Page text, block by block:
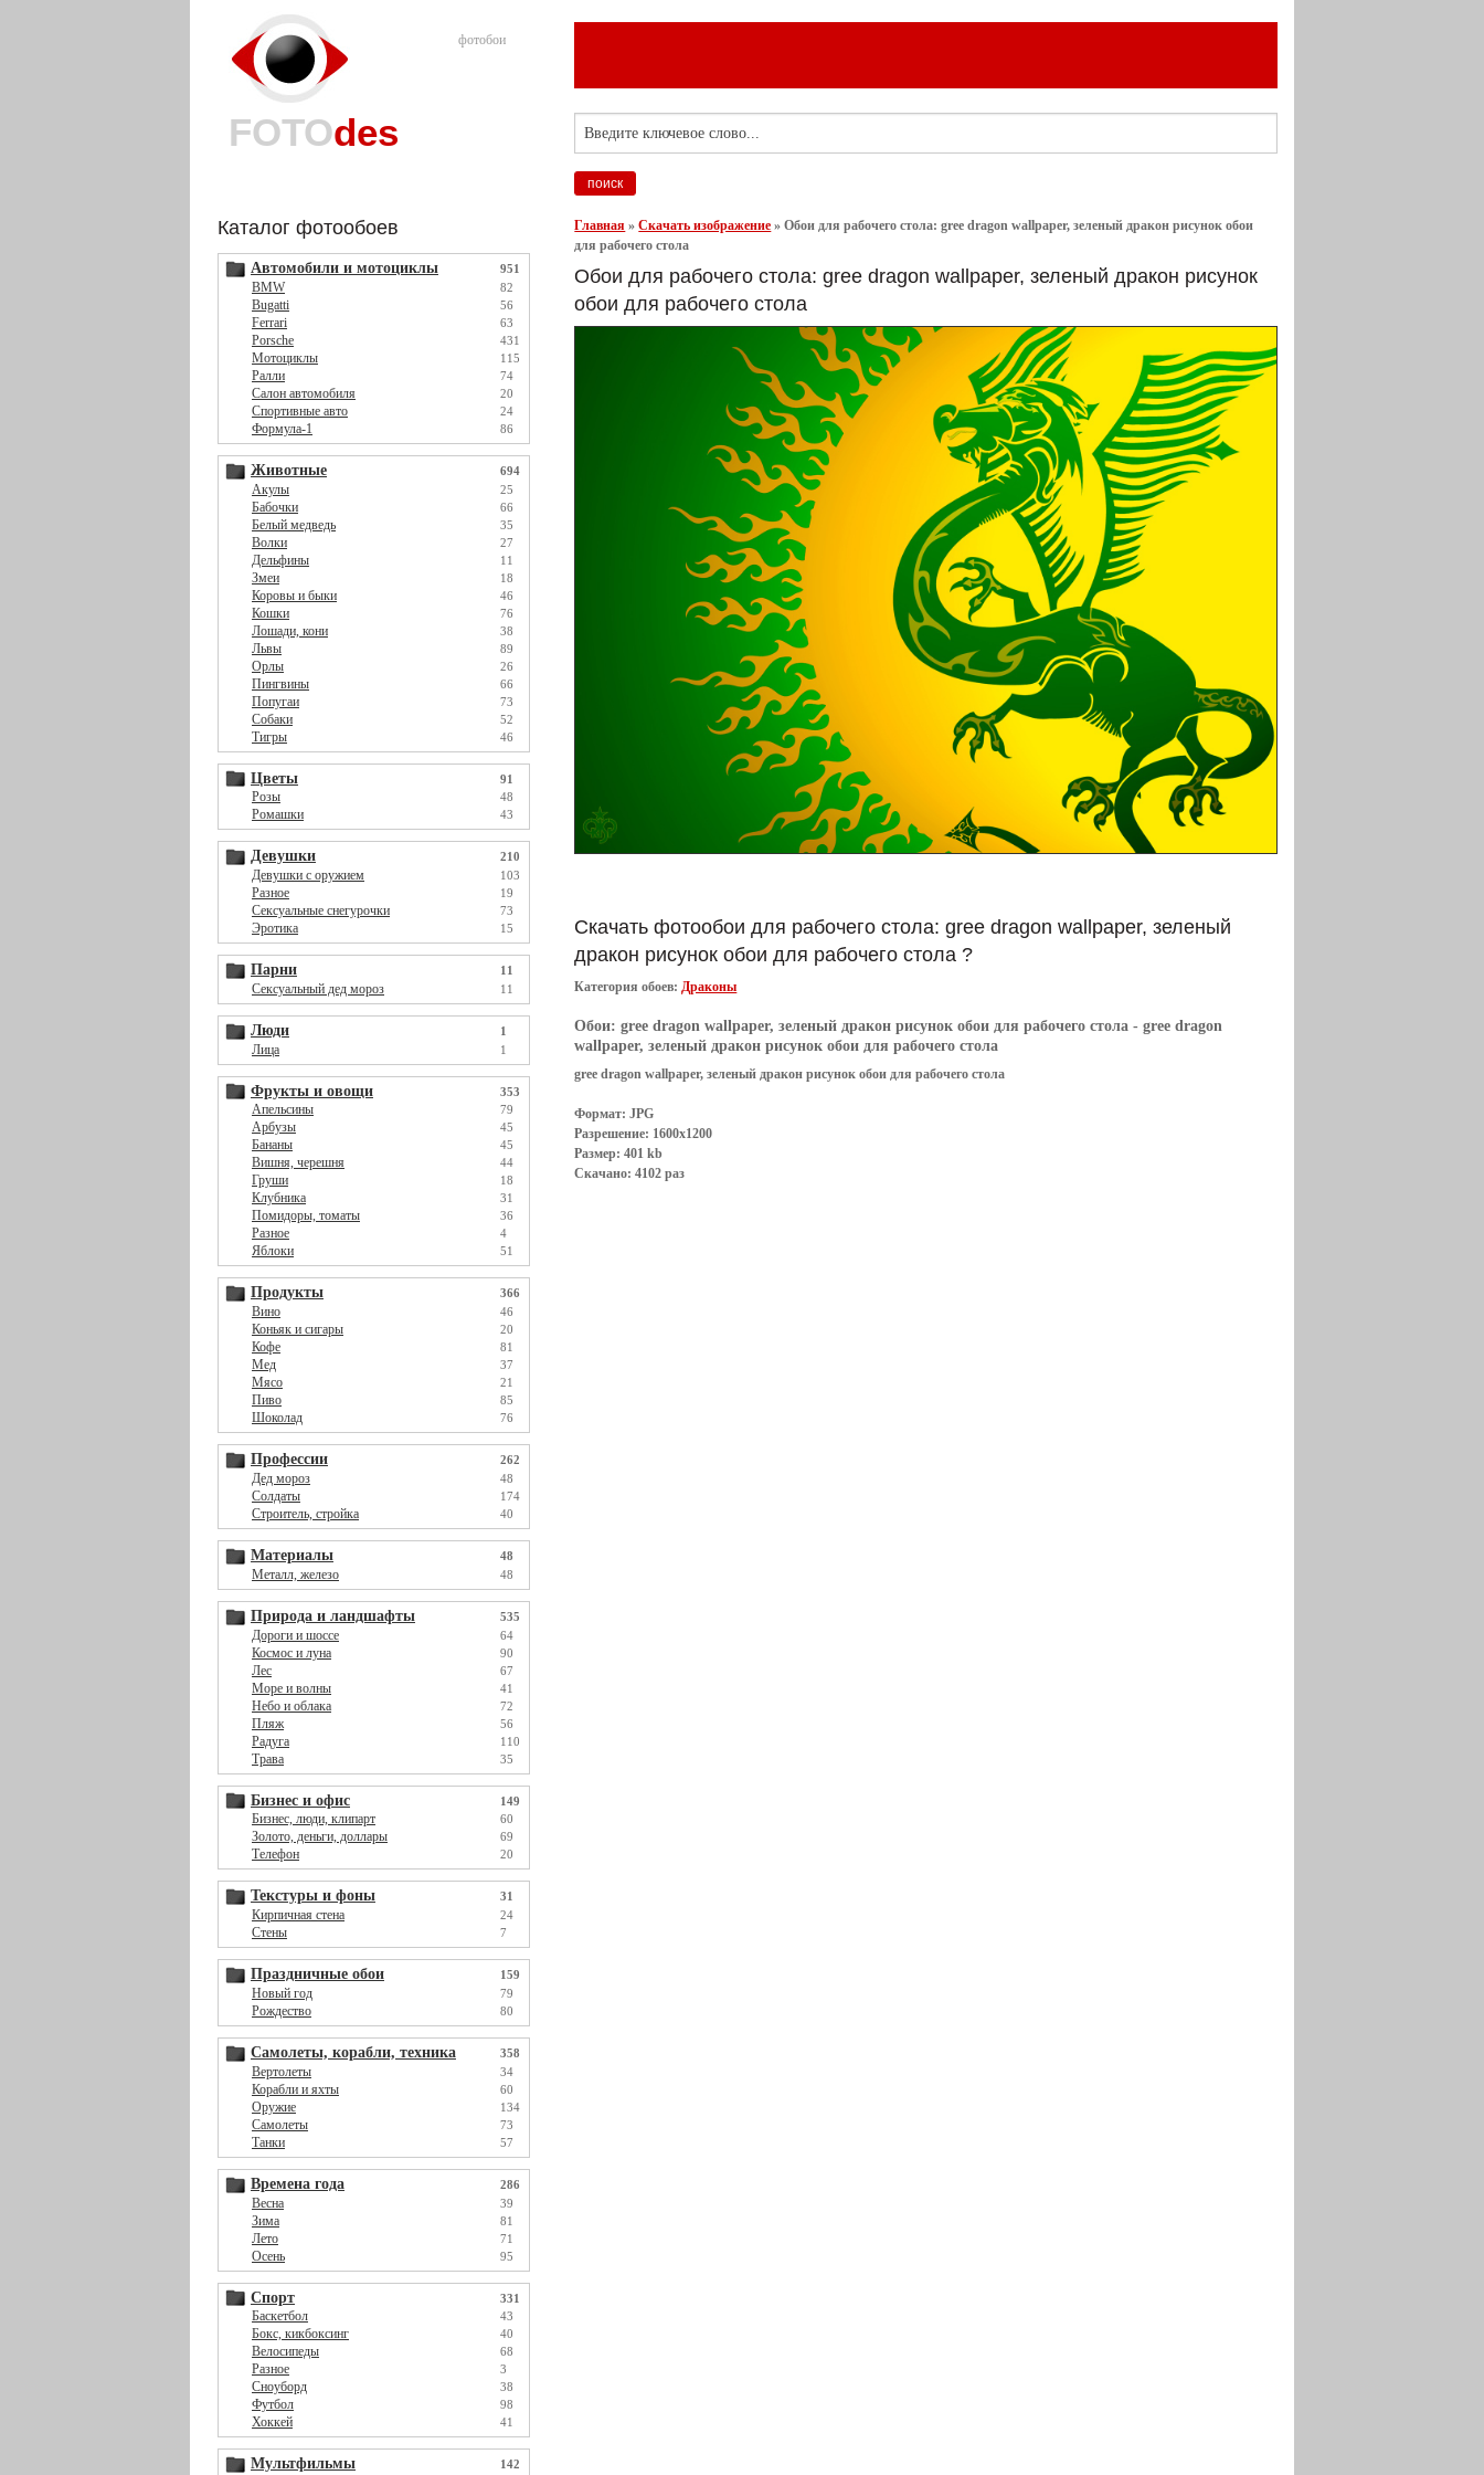
фотобои
FOTOdes
Каталог фотообоев
Автомобили и мотоциклы 951
BMW 82
Bugatti 56
Ferrari 63
Porsche 431
Мотоциклы 115
Ралли 74
Салон автомобиля 20
Спортивные авто 24
Формула-1 86
Животные 694
Акулы 25
Бабочки 66
Белый медведь 35
Волки 27
Дельфины 11
Змеи 18
Коровы и быки 46
Кошки 76
Лошади, кони 38
Львы 89
Орлы 26
Пингвины 66
Попугаи 73
Собаки 52
Тигры 46
Цветы 91
Розы 48
Ромашки 43
Девушки 210
Девушки с оружием 103
Разное 19
Сексуальные снегурочки 73
Эротика 15
Парни 11
Сексуальный дед мороз 11
Люди 1
Лица 1
Фрукты и овощи 353
Апельсины 79
Арбузы 45
Бананы 45
Вишня, черешня 44
Груши 18
Клубника 31
Помидоры, томаты 36
Разное 4
Яблоки 51
Продукты 366
Вино 46
Коньяк и сигары 20
Кофе 81
Мед 37
Мясо 21
Пиво 85
Шоколад 76
Профессии 262
Дед мороз 48
Солдаты 174
Строитель, стройка 40
Материалы 48
Металл, железо 48
Природа и ландшафты 535
Дороги и шоссе 64
Космос и луна 90
Лес 67
Море и волны 41
Небо и облака 72
Пляж 56
Радуга 110
Трава 35
Бизнес и офис 149
Бизнес, люди, клипарт 60
Золото, деньги, доллары 69
Телефон 20
Текстуры и фоны 31
Кирпичная стена 24
Стены 7
Праздничные обои 159
Новый год 79
Рождество 80
Самолеты, корабли, техника 358
Вертолеты 34
Корабли и яхты 60
Оружие 134
Самолеты 73
Танки 57
Времена года 286
Весна 39
Зима 81
Лето 71
Осень 95
Спорт 331
Баскетбол 43
Бокс, кикбоксинг 40
Велосипеды 68
Разное 3
Сноуборд 38
Футбол 98
Хоккей 41
Мультфильмы 142
Главная »Скачать изображение »Обои для рабочего стола: gree dragon wallpaper, зеленый дракон рисунок обои
для рабочего стола
Обои для рабочего стола: gree dragon wallpaper, зеленый дракон рисунок
обои для рабочего стола
Скачать фотообои для рабочего стола: gree dragon wallpaper, зеленый
дракон рисунок обои для рабочего стола ?
Категория обоев:Драконы
Обои:gree dragon wallpaper, зеленый дракон рисунок обои для рабочего стола - gree dragon
wallpaper, зеленый дракон рисунок обои для рабочего стола
gree dragon wallpaper, зеленый дракон рисунок обои для рабочего стола
Формат: JPG
Разрешение: 1600x1200
Размер: 401 kb
Скачано: 4102 раз